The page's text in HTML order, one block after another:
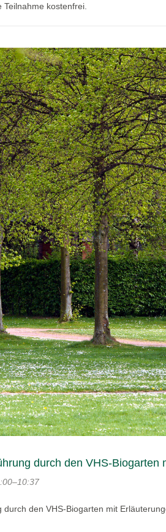
kostenfrei.
durch den VHS-Biogarten
den VHS-Biogarten mit